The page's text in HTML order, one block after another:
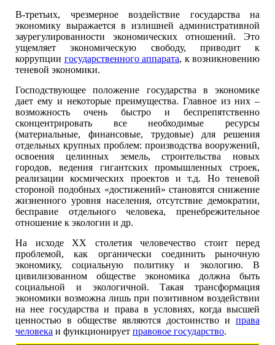
В-третьих, чрезмерное воздействие государства на
экономику выражается в излишней административной
заурегулированности экономических отношений. Это
ущемляет экономическую свободу, приводит к
коррупции государственного аппарата, к возникновению
теневой экономики.
Господствующее положение государства в экономике
дает ему и некоторые преимущества. Главное из них –
возможность очень быстро и беспрепятственно
сконцентрировать все необходимые ресурсы
(материальные, финансовые, трудовые) для решения
отдельных крупных проблем: производства вооружений,
освоения целинных земель, строительства новых
городов, ведения гигантских промышленных строек,
реализации космических проектов и т.д. Но теневой
стороной подобных «достижений» становятся снижение
жизненного уровня населения, отсутствие демократии,
бесправие отдельного человека, пренебрежительное
отношение к экологии и др.
На исходе XX столетия человечество стоит перед
проблемой, как органически соединить рыночную
экономику, социальную политику и экологию. В
цивилизованном обществе экономика должна быть
социальной и экологичной. Такая трансформация
экономики возможна лишь при позитивном воздействии
на нее государства и права в условиях, когда высшей
ценностью в обществе являются достоинство и права
человека и функционирует правовое государство.